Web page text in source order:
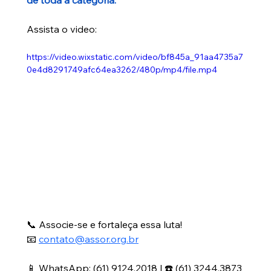
Assista o video:
https://video.wixstatic.com/video/bf845a_91aa4735a7
0e4d8291749afc64ea3262/480p/mp4/file.mp4
📞 Associe-se e fortaleça essa luta!
📧 contato@assor.org.br
📱 WhatsApp: (61) 9124.2018 | ☎️ (61) 3244.3873